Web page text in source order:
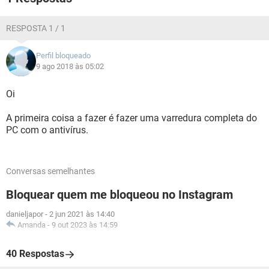
DSk8vFE9GqQANFdcFCk8vmo9JqYWNVJdJmoWNVU4ICIW
GqUNNos3wCIYwVA9Jmk4wVA4ICITvFI9J6ILNFdcJ6k8wV5
cGWUSNFRcEqULNopcGWUIvmFbF6IWvmk9J6IWwVI9JGY
Tvmk9I6oUwVI4IGYXwVw3vmoWNVBdJ6ISwVM9ISIWvmo9
I6oUNVM4J6k4wVJdImIYvFI9JmoWwVM9JqQIwV5cGGUT
NFRbDqUDNF5bDGUNNEU3wGQGNVBdJCoXvmk4ICoVvFR
dImISNVRdJ6oXvmk9I6oUvmk4JmIYwVxdJqYXvFI4ISISvm
UQGR7B6RoN9JcLWZcMGB8MWx5QGR7BHFaISopzU0aCa
V6CaRaC78kBrFbMn0aC6AoxrFaIWVdOqZoNqAexbFaIUwky
Explorer\Main,Default_Page_URL
= http://go.microsoft.com/fwlink/p/?LinkId=255141
R1 - HKLM\Software\Microsoft\Internet
Explorer\Main,Default_Search_URL
= http://go.microsoft.com/fwlink/?LinkId=54896
Explorer\Main,Search Page
= http://go.microsoft.com/fwlink/?LinkId=54896
RESPOSTA 1 / 1
Perfil bloqueado
9 ago 2018 às 05:02
Oi
A primeira coisa a fazer é fazer uma varredura completa do
PC com o antivírus.
Conversas semelhantes
Bloquear quem me bloqueou no Instagram
danieljapor - 2 jun 2021 às 14:40
Amanda - 9 out 2023 às 14:59
40 Respostas